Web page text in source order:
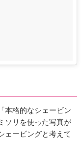
本格的なシェービン
ソリを使った写真が
ェービングと考えて